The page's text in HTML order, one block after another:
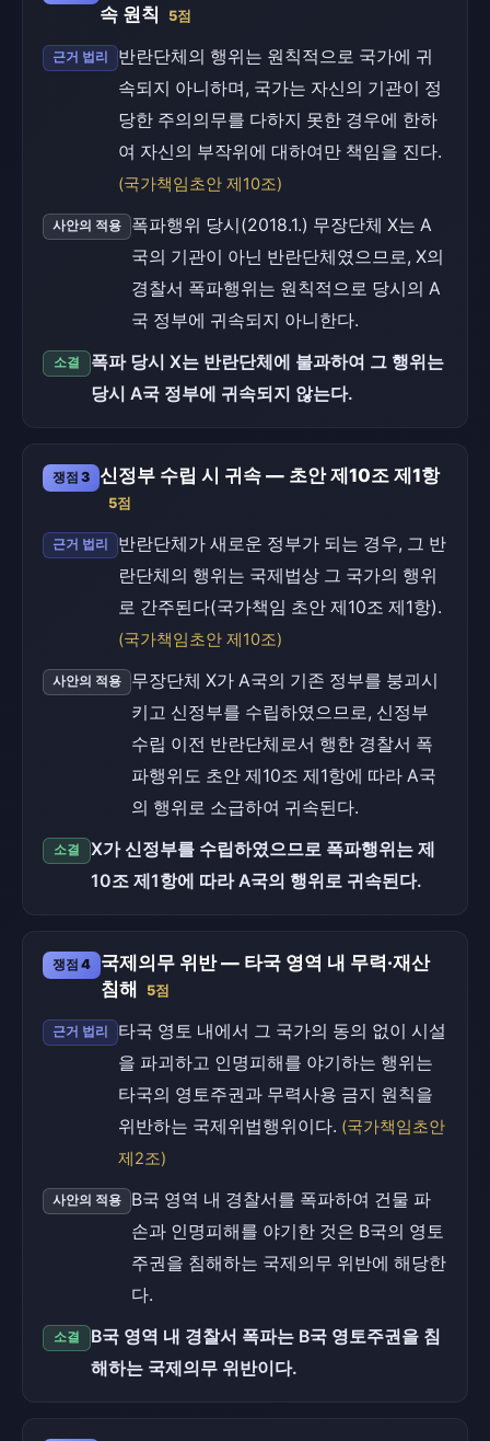
속 원칙
5점
근거 법리
반란단체의 행위는 원칙적으로 국가에 귀
속되지 아니하며, 국가는 자신의 기관이 정
당한 주의의무를 다하지 못한 경우에 한하
여 자신의 부작위에 대하여만 책임을 진다.
(국가책임초안 제10조)
사안의 적용
폭파행위 당시(2018.1.) 무장단체 X는 A
국의 기관이 아닌 반란단체였으므로, X의
경찰서 폭파행위는 원칙적으로 당시의 A
국 정부에 귀속되지 아니한다.
소결
폭파 당시 X는 반란단체에 불과하여 그 행위는
당시 A국 정부에 귀속되지 않는다.
쟁점 3 신정부 수립 시 귀속 — 초안 제10조 제1항
5점
근거 법리
반란단체가 새로운 정부가 되는 경우, 그 반
란단체의 행위는 국제법상 그 국가의 행위
로 간주된다(국가책임 초안 제10조 제1항).
(국가책임초안 제10조)
사안의 적용
무장단체 X가 A국의 기존 정부를 붕괴시
키고 신정부를 수립하였으므로, 신정부
수립 이전 반란단체로서 행한 경찰서 폭
파행위도 초안 제10조 제1항에 따라 A국
의 행위로 소급하여 귀속된다.
소결
X가 신정부를 수립하였으므로 폭파행위는 제
10조 제1항에 따라 A국의 행위로 귀속된다.
쟁점 4
국제의무 위반 — 타국 영역 내 무력·재산
침해
5점
근거 법리
타국 영토 내에서 그 국가의 동의 없이 시설
을 파괴하고 인명피해를 야기하는 행위는
타국의 영토주권과 무력사용 금지 원칙을
위반하는 국제위법행위이다. (국가책임초안
제2조)
사안의 적용
B국 영역 내 경찰서를 폭파하여 건물 파
손과 인명피해를 야기한 것은 B국의 영토
주권을 침해하는 국제의무 위반에 해당한
다.
소결
B국 영역 내 경찰서 폭파는 B국 영토주권을 침
해하는 국제의무 위반이다.